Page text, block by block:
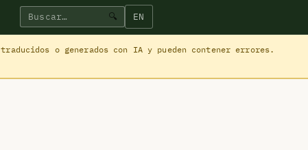
🔍 EN
o generados con IA y pueden contener errores.